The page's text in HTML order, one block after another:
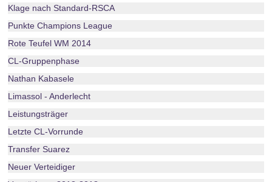
Klage nach Standard-RSCA
Punkte Champions League
Rote Teufel WM 2014
CL-Gruppenphase
Nathan Kabasele
Limassol - Anderlecht
Leistungsträger
Letzte CL-Vorrunde
Transfer Suarez
Neuer Verteidiger